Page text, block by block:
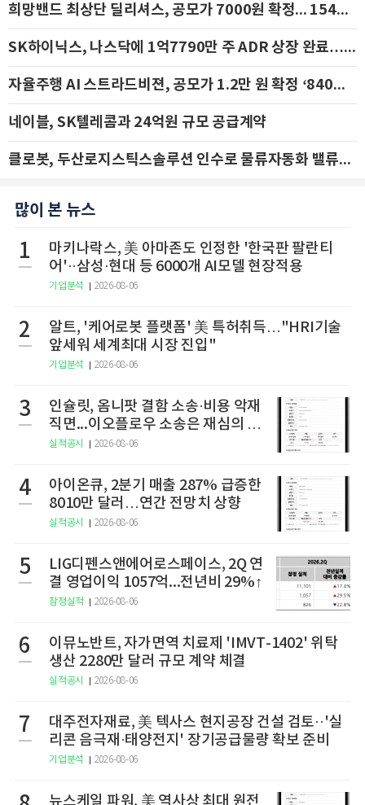
희망밴드 최상단 딜리셔스, 공모가 7000원 확정... 154억 규모 IPO 돌입
SK하이닉스, 나스닥에 1억7790만 주 ADR 상장 완료…29일 국내 추가 상장
자율주행 AI 스트라드비젼, 공모가 1.2만 원 확정 ‘840억 수혈’
네이블, SK텔레콤과 24억원 규모 공급계약
클로봇, 두산로지스틱스솔루션 인수로 물류자동화 밸류체인 확장 추진 - IBK투자증권
많이 본 뉴스
1
마키나락스, 美 아마존도 인정한 '한국판 팔란티
어'··삼성·현대 등 6000개 AI모델 현장적용
기업분석 2026-08-06
2
알트, '케어로봇 플랫폼' 美 특허취득…"HRI기술
앞세워 세계최대 시장 진입"
기업분석 2026-08-06
3
인슐릿, 옴니팟 결함 소송·비용 악재
직면...이오플로우 소송은 재심의 청
구
실적공시 2026-08-06
4
아이온큐, 2분기 매출 287% 급증한
8010만 달러…연간 전망치 상향
실적공시 2026-08-06
5
LIG디펜스앤에어로스페이스, 2Q 연
결 영업이익 1057억...전년비 29%↑
잠정실적 2026-08-06
6
이뮤노반트, 자가면역 치료제 'IMVT-1402' 위탁
생산 2280만 달러 규모 계약 체결
실적공시 2026-08-06
7
대주전자재료, 美 텍사스 현지공장 건설 검토··'실
리콘 음극재·태양전지' 장기공급물량 확보 준비
기업분석 2026-08-06
뉴스케일 파워, 美 역사상 최대 원전